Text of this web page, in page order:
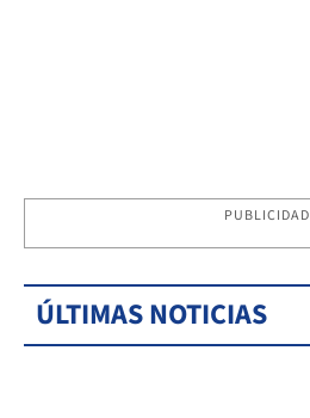
PUBLICIDAD
ÚLTIMAS NOTICIAS